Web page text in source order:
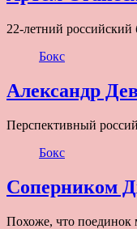
22-летний
Бокс
Александр
Перспективный
Бокс
Соперником
Похоже, что